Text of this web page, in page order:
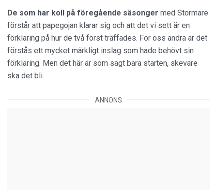
De som har koll på föregående säsonger med Stormare
förstår att papegojan klarar sig och att det vi sett är en
förklaring på hur de två först träffades. För oss andra är det
förstås ett mycket märkligt inslag som hade behövt sin
förklaring. Men det här är som sagt bara starten, skevare
ska det bli.
ANNONS